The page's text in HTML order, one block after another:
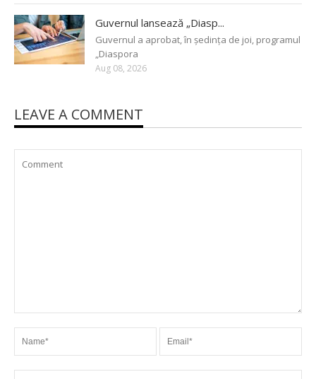
Guvernul lansează „Diasp...
Guvernul a aprobat, în ședința de joi, programul
„Diaspora
Aug 08, 2026
LEAVE A COMMENT